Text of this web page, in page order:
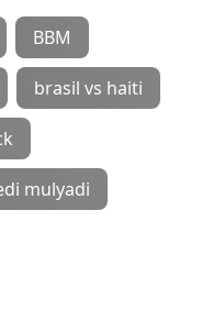
BBM
brasil vs haiti
mulyadi